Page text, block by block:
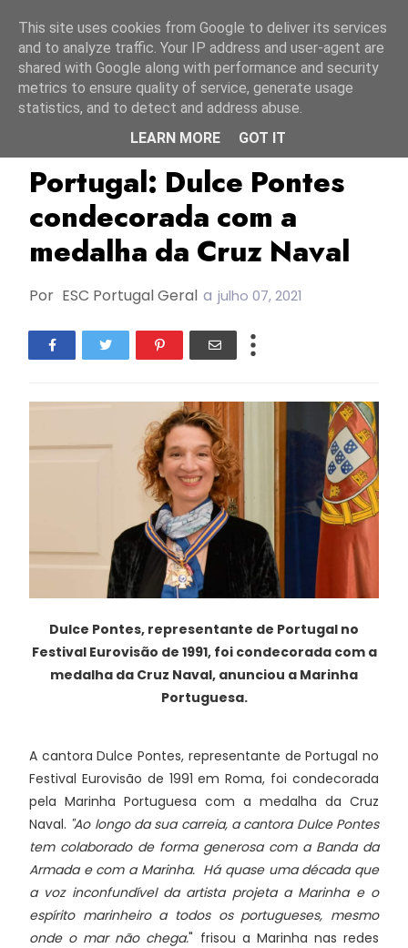
Dulce Pontes ESC1991 FC1991
Portugal: Dulce Pontes
condecorada com a
medalha da Cruz Naval
Por ESC Portugal Geral a julho 07, 2021
Dulce Pontes, representante de Portugal no
Festival Eurovisão de 1991, foi condecorada com a
medalha da Cruz Naval, anunciou a Marinha
Portuguesa.
A cantora Dulce Pontes, representante de Portugal no
Festival Eurovisão de 1991 em Roma, foi condecorada
pela Marinha Portuguesa com a medalha da Cruz
Naval. "Ao longo da sua carreia, a cantora Dulce Pontes
tem colaborado de forma generosa com a Banda da
Armada e com a Marinha. Há quase uma década que
a voz inconfundível da artista projeta a Marinha e o
espírito marinheiro a todos os portugueses, mesmo
onde o mar não chega." frisou a Marinha nas redes
This site uses cookies from Google to deliver its services
and to analyze traffic. Your IP address and user-agent are
shared with Google along with performance and security
metrics to ensure quality of service, generate usage
statistics, and to detect and address abuse.
LEARN MORE
GOT IT